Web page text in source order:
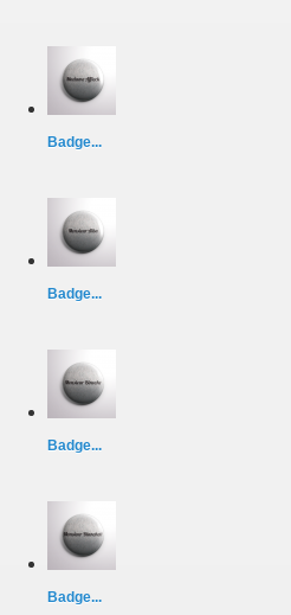
Badge...
Badge...
Badge...
Badge...